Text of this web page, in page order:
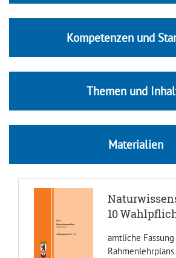
Kompetenzen und
Themen und
Materialien
10
amtliche Fassung